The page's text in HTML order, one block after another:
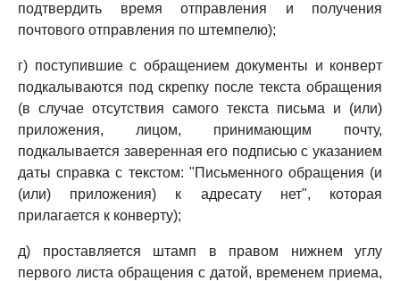
подтвердить время отправления и получения
почтового отправления по штемпелю);
г) поступившие с обращением документы и конверт
подкалываются под скрепку после текста обращения
(в случае отсутствия самого текста письма и (или)
приложения, лицом, принимающим почту,
подкалывается заверенная его подписью с указанием
даты справка с текстом: "Письменного обращения (и
(или) приложения) к адресату нет", которая
прилагается к конверту);
д) проставляется штамп в правом нижнем углу
первого листа обращения с датой, временем приема,